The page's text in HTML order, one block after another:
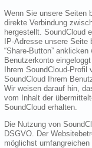
Wenn Sie unsere Seiten
direkte Verbindung
hergestellt. SoundCloud
IP-Adresse unsere Seite
“Share-Button”
Benutzerkonto
Ihrem SoundCloud-
SoundCloud Ihrem
Wir weisen darauf hin,
vom Inhalt der
SoundCloud erhalten.
Die Nutzung von
DSGVO. Der
möglichst